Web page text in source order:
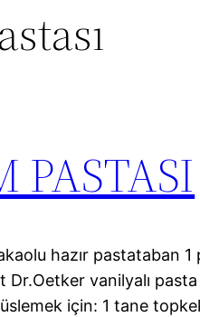
PASTASI
hazır pastataban 1
Dr.Oetker vanilyalı
için: 1 tane